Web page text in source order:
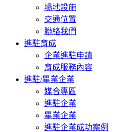
場地設施
交通位置
聯絡我們
進駐育成
企業進駐申請
育成服務內容
進駐/畢業企業
媒合專區
進駐企業
畢業企業
進駐企業成功案例